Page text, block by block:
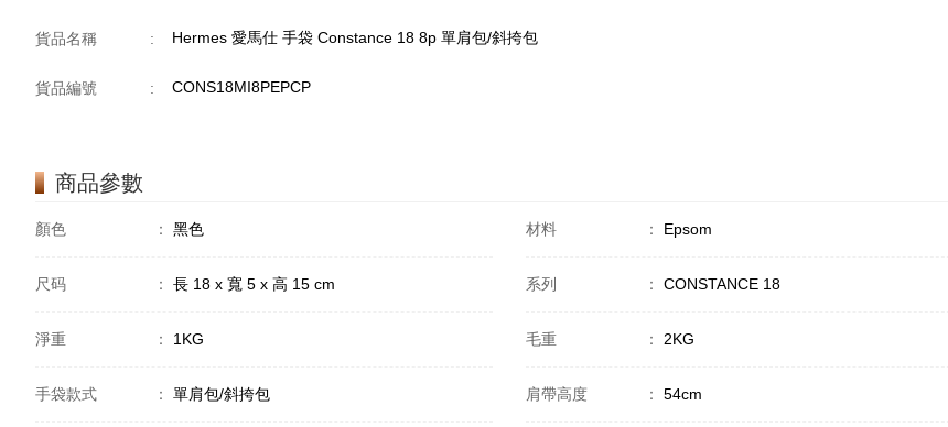
貨品名稱 : Hermes 愛馬仕 手袋 Constance 18 8p 單肩包/斜挎包
貨品編號 : CONS18MI8PEPCP
商品參數
顏色 ： 黑色 材料 ： Epsom
尺码 ： 長 18 x 寬 5 x 高 15 cm 系列 ： CONSTANCE 18
淨重 ： 1KG 毛重 ： 2KG
手袋款式 ： 單肩包/斜挎包 肩帶高度 ： 54cm